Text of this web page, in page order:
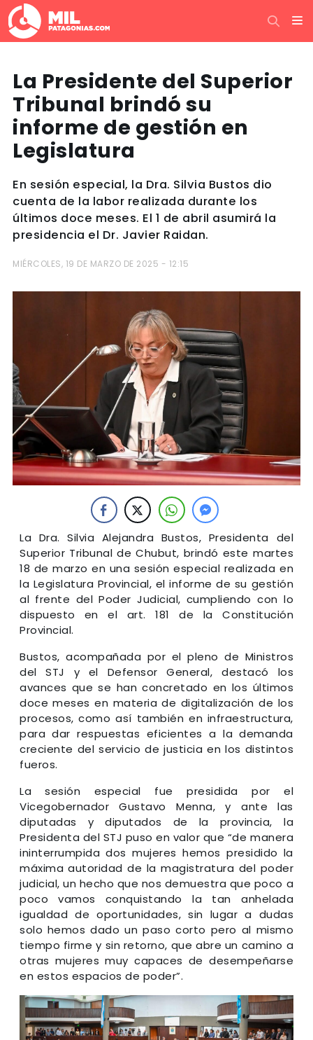
La Presidente del Superior
Tribunal brindó su
informe de gestión en
Legislatura
En sesión especial, la Dra. Silvia Bustos dio
cuenta de la labor realizada durante los
últimos doce meses. El 1 de abril asumirá la
presidencia el Dr. Javier Raidan.
MIÉRCOLES, 19 DE MARZO DE 2025 - 12:15
La Dra. Silvia Alejandra Bustos, Presidenta del
Superior Tribunal de Chubut, brindó este martes
18 de marzo en una sesión especial realizada en
la Legislatura Provincial, el informe de su gestión
al frente del Poder Judicial, cumpliendo con lo
dispuesto en el art. 181 de la Constitución
Provincial.
Bustos, acompañada por el pleno de Ministros
del STJ y el Defensor General, destacó los
avances que se han concretado en los últimos
doce meses en materia de digitalización de los
procesos, como así también en infraestructura,
para dar respuestas eficientes a la demanda
creciente del servicio de justicia en los distintos
fueros.
La sesión especial fue presidida por el
Vicegobernador Gustavo Menna, y ante las
diputadas y diputados de la provincia, la
Presidenta del STJ puso en valor que “de manera
ininterrumpida dos mujeres hemos presidido la
máxima autoridad de la magistratura del poder
judicial, un hecho que nos demuestra que poco a
poco vamos conquistando la tan anhelada
igualdad de oportunidades, sin lugar a dudas
solo hemos dado un paso corto pero al mismo
tiempo firme y sin retorno, que abre un camino a
otras mujeres muy capaces de desempeñarse
en estos espacios de poder”.